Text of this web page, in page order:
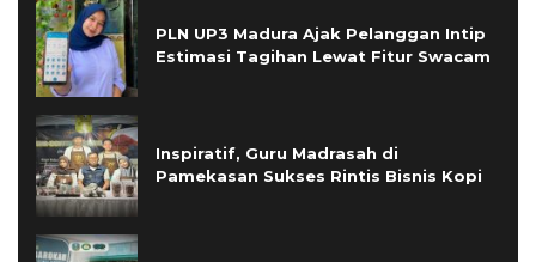
PLN UP3 Madura Ajak Pelanggan Intip
Estimasi Tagihan Lewat Fitur Swacam
Inspiratif, Guru Madrasah di
Pamekasan Sukses Rintis Bisnis Kopi